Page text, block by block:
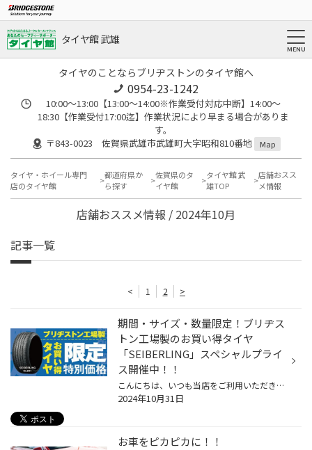
タイヤ館 武雄
タイヤのことならブリヂストンのタイヤ館へ
0954-23-1242
10:00～13:00【13:00～14:00※作業受付対応中断】14:00～
18:30【作業受付17:00迄】作業状況により早まる場合がありま
す。
〒843-0023 佐賀県武雄市武雄町大字昭和810番地
Map
タイヤ・ホイール専門
店のタイヤ館
都道府県か
ら探す
佐賀県のタ
イヤ館
タイヤ館 武
雄TOP
店舗おスス
メ情報
店舗おススメ情報 / 2024年10月
記事一覧
< 1 2 >
期間・サイズ・数量限定！ブリヂス
トン工場製のお買い得タイヤ
「SEIBERLING」スペシャルプライ
ス開催中！！
こんにちは、いつも当店をご利用いただきましてありがとうございます。 現在、コクピット・タイヤ館の一部店舗におきまして、 期間限定！ サイズ限定！！ 数量限定！！！ で、ブリヂストン工場製のお買い得タイヤ「SEIBERLING」をスペシャルプライスでご提供中です。 もちろん、当店でもご提供して...
2024年10月31日
お車をピカピカに！！